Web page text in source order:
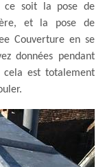
ce soit la pose de
et la pose de
Couverture en se
données pendant
cela est totalement